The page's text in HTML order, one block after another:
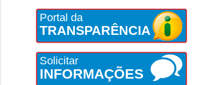
Portal da
TRANSPARÊNCIA
Solicitar
INFORMAÇÕES